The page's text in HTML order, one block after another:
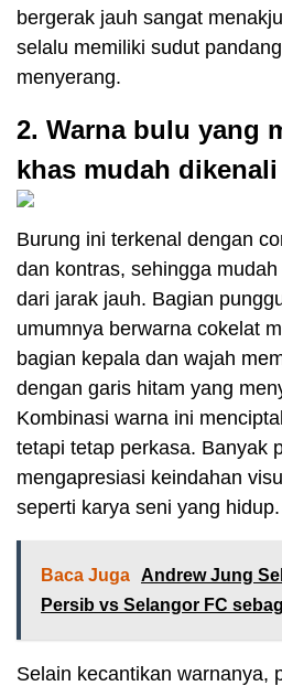
bergerak jauh sangat
selalu memiliki sudut
menyerang.
2. Warna bulu yang
khas mudah dikenali
Burung ini terkenal dengan
dan kontras, sehingga
dari jarak jauh. Bagian
umumnya berwarna cokelat
bagian kepala dan wajah
dengan garis hitam yang
Kombinasi warna ini
tetapi tetap perkasa. Banyak
mengapresiasi keindahan
seperti karya seni yang hidup.
Baca Juga
Andrew Jung
Persib vs Selangor FC
Selain kecantikan warnanya,